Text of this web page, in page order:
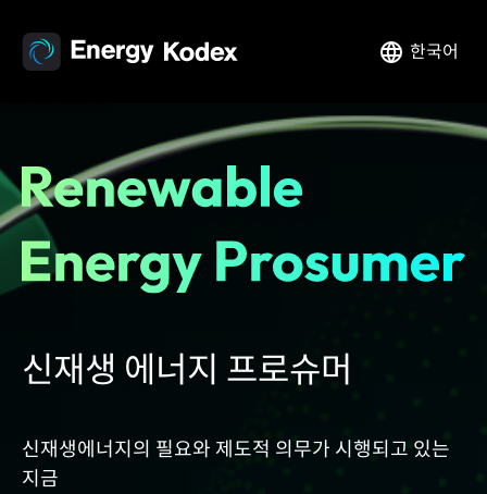
한국어
신재생 에너지 프로슈머
신재생에너지의 필요와 제도적 의무가 시행되고 있는
지금